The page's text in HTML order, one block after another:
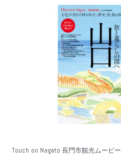
Touch on Nagato 長門市観光ムービー